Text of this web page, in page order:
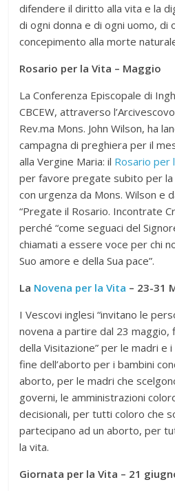
difendere il diritto alla vita e la
di ogni donna e di ogni uomo, di
concepimento alla morte
Rosario per la Vita – Maggio
La Conferenza Episcopale di
CBCEW, attraverso
Rev.ma Mons. John Wilson, ha
campagna di preghiera per il
alla Vergine Maria: il Rosario per
per favore pregate subito per la
con urgenza da Mons. Wilson e
“Pregate il Rosario. Incontrate
perché “come seguaci del
chiamati a essere voce per chi
Suo amore e della Sua pace”.
La Novena per la Vita – 23-31
I Vescovi inglesi “invitano le
novena a partire dal 23 maggio,
della Visitazione” per le madri e
fine dell’aborto per i bambini
aborto, per le madri che
governi, le amministrazioni
decisionali, per tutti coloro che
partecipano ad un aborto, per
la vita.
Giornata per la Vita – 21